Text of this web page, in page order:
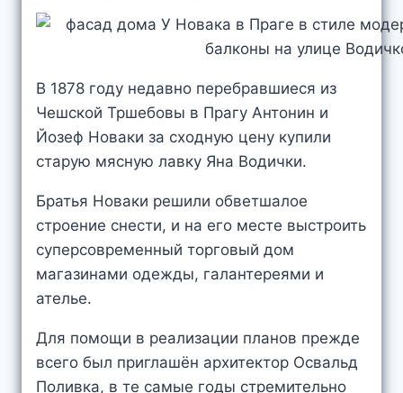
В 1878 году недавно перебравшиеся из
Чешской Тршебовы в Прагу Антонин и
Йозеф Новаки за сходную цену купили
старую мясную лавку Яна Водички.
Братья Новаки решили обветшалое
строение снести, и на его месте выстроить
суперсовременный торговый дом
магазинами одежды, галантереями и
ателье.
Для помощи в реализации планов прежде
всего был приглашён архитектор Освальд
Поливка, в те самые годы стремительно